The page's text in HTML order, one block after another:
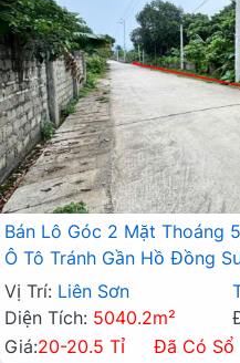
Bán Lô Góc 2 Mặt Thoáng
Ô Tô Tránh Gần Hồ Đồng
Vị Trí: Liên Sơn
Diện Tích: 5040.2m²
Giá:20-20.5 Tỉ Đã Có Sổ